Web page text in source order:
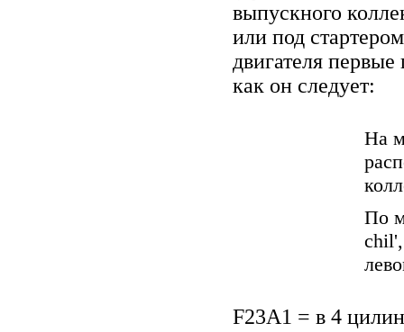
выпускного
или под
двигателя
как он следует:
На
По
chil',
F23А1 = в 4